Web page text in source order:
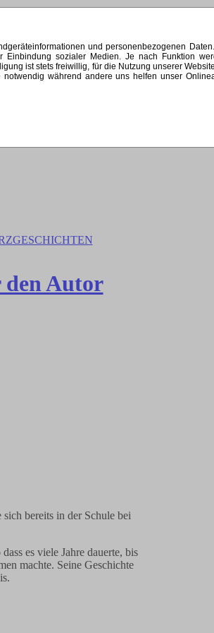
und personenbezogenen
Einbindung sozialer Medien. Je nach Funktion
ist stets freiwillig, für die Nutzung unserer
während andere uns helfen unser
den Autor
bereits in der Schule bei
es viele Jahre dauerte, bis
machte. Seine Geschichte